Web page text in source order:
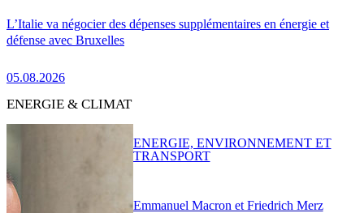
L’Italie va négocier des dépenses supplémentaires en énergie et
défense avec Bruxelles
05.08.2026
ENERGIE & CLIMAT
Emmanuel Macron et Friedrich Merz
ENERGIE, ENVIRONNEMENT ET
TRANSPORT